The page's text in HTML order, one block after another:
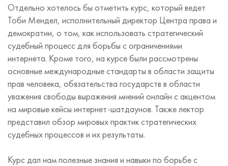
Отдельно хотелось бы отметить курс, который ведет
Тоби Мендел, исполнительный директор Центра права и
демократии, о том, как использовать стратегический
судебный процесс для борьбы с ограничениями
интернета. Кроме того, на курсе были рассмотрены
основные международные стандарты в области защиты
прав человека, обязательства государств в области
уважения свободы выражения мнений онлайн с акцентом
на мировые кейсы интернет-шатдаунов. Также лектор
представил обзор мировых практик стратегических
судебных процессов и их результаты.
Курс дал нам полезные знания и навыки по борьбе с